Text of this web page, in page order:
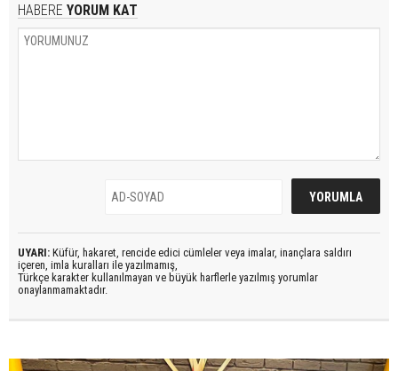
HABERE YORUM KAT
UYARI: Küfür, hakaret, rencide edici cümleler veya imalar, inançlara saldırı
içeren, imla kuralları ile yazılmamış,
Türkçe karakter kullanılmayan ve büyük harflerle yazılmış yorumlar
onaylanmamaktadır.